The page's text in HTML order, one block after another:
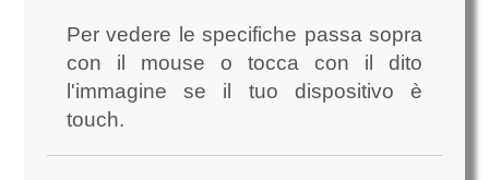
Per vedere le specifiche passa sopra
con il mouse o tocca con il dito
l'immagine se il tuo dispositivo è
touch.